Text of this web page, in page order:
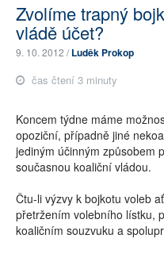
Zvolíme trapný
vládě účet?
9. 10. 2012 /Luděk Prokop
čas čtení 3 minuty
Koncem týdne máme
opoziční, případně jiné
jediným účinným způsobem
současnou koaliční vládou.
Čtu-li výzvy k bojkotu voleb
přetržením volebního lístku,
koaličním souzvuku a